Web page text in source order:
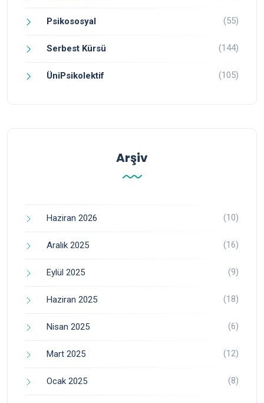
Psikososyal (55)
Serbest Kürsü (144)
ÜniPsikolektif (105)
Arşiv
Haziran 2026 (10)
Aralık 2025 (16)
Eylül 2025 (9)
Haziran 2025 (18)
Nisan 2025 (6)
Mart 2025 (12)
Ocak 2025 (8)